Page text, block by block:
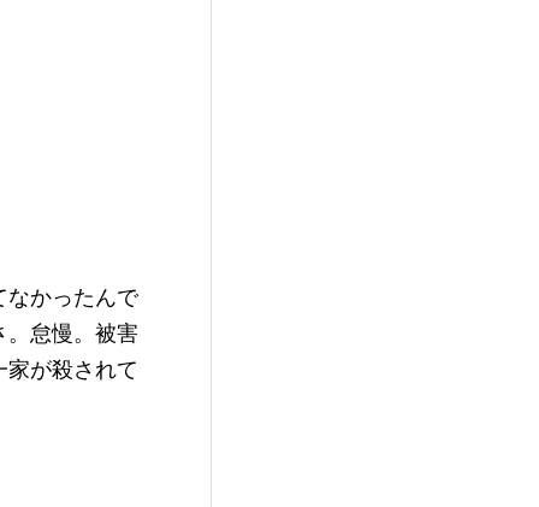
なかったんで
。怠慢。被害
が殺されて